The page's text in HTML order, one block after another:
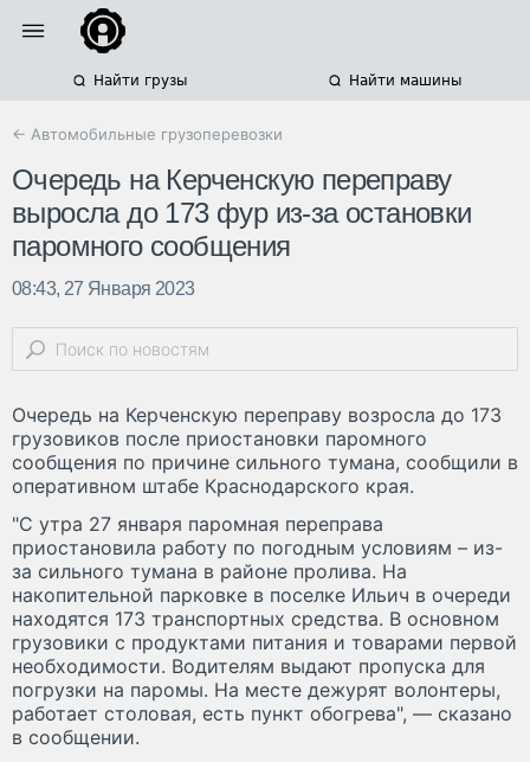
Найти грузы Найти машины
← Автомобильные грузоперевозки
Очередь на Керченскую переправу
выросла до 173 фур из-за остановки
паромного сообщения
08:43, 27 Января 2023
Очередь на Керченскую переправу возросла до 173
грузовиков после приостановки паромного
сообщения по причине сильного тумана, сообщили в
оперативном штабе Краснодарского края.
"С утра 27 января паромная переправа
приостановила работу по погодным условиям – из-
за сильного тумана в районе пролива. На
накопительной парковке в поселке Ильич в очереди
находятся 173 транспортных средства. В основном
грузовики с продуктами питания и товарами первой
необходимости. Водителям выдают пропуска для
погрузки на паромы. На месте дежурят волонтеры,
работает столовая, есть пункт обогрева", — сказано
в сообщении.